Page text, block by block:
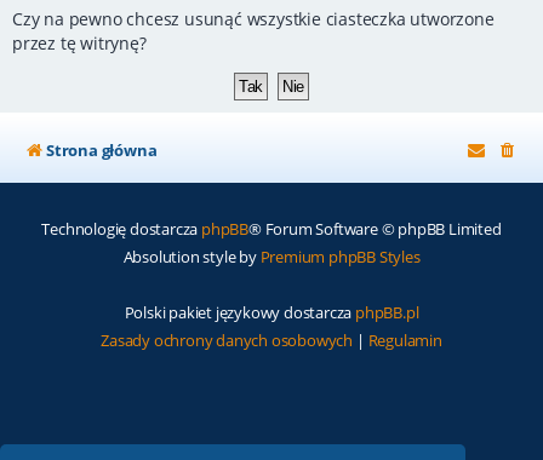
Czy na pewno chcesz usunąć wszystkie ciasteczka utworzone
przez tę witrynę?
Strona główna
Technologię dostarcza phpBB® Forum Software © phpBB Limited
Absolution style by Premium phpBB Styles
Polski pakiet językowy dostarcza phpBB.pl
Zasady ochrony danych osobowych | Regulamin